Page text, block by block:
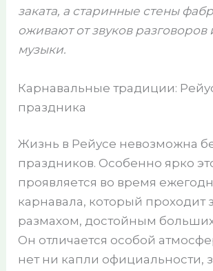
заката, а старинные стены
оживают от звуков разговоров
музыки.
Карнавальные традиции:
праздника
Жизнь в Рейусе невозможна
праздников. Особенно ярко
проявляется во время
карнавала, который проходит
размахом, достойным
Он отличается особой
нет ни капли официальности,